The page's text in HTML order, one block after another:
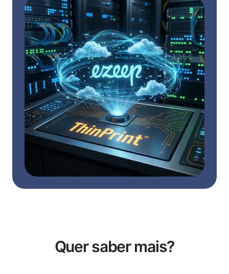
Quer saber mais?